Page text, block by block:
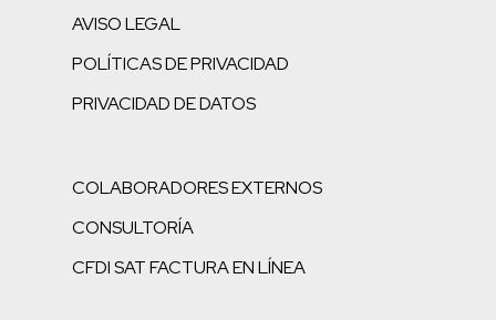
AVISO LEGAL
POLÍTICAS DE PRIVACIDAD
PRIVACIDAD DE DATOS
COLABORADORES EXTERNOS
CONSULTORÍA
CFDI SAT FACTURA EN LÍNEA